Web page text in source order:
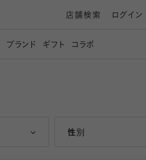
店舗検索 ログイン
ブランド ギフト コラボ
性別
女性